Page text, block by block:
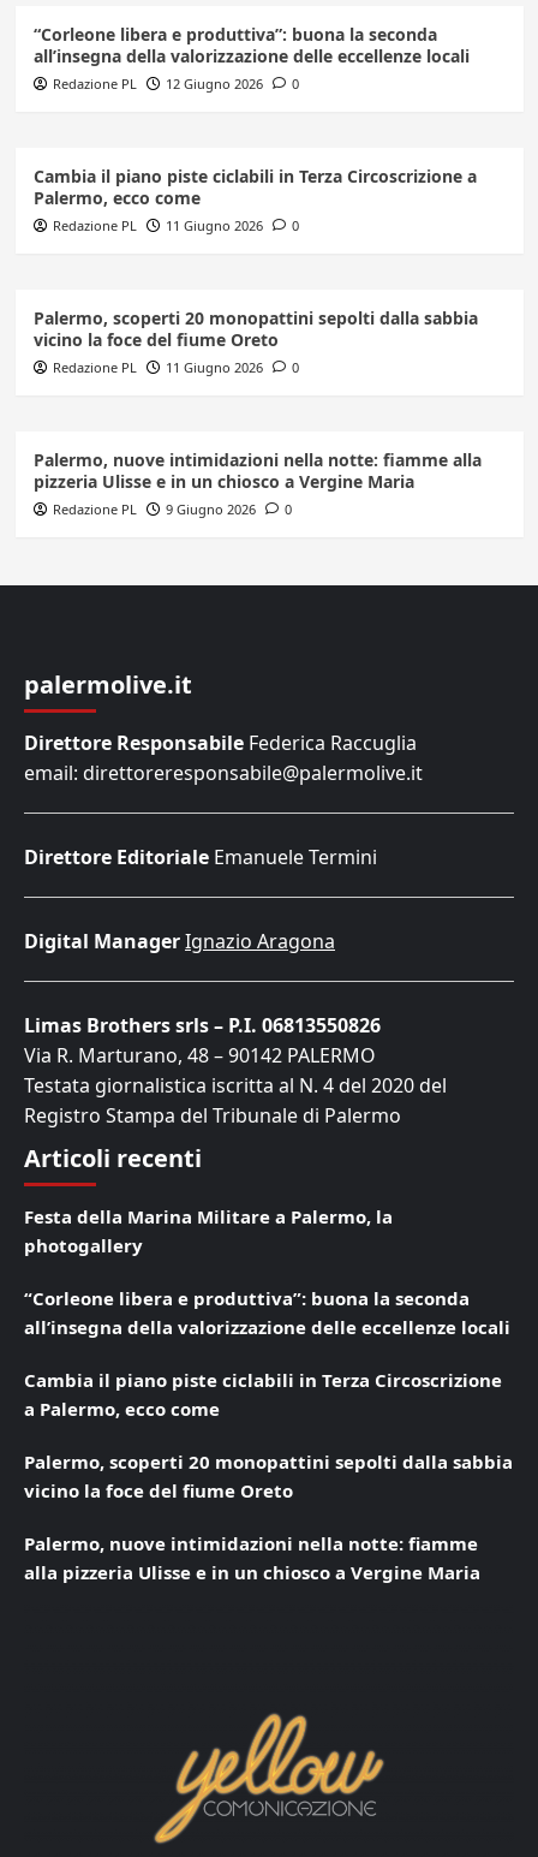
“Corleone libera e produttiva”: buona la seconda
all’insegna della valorizzazione delle eccellenze locali
Redazione PL 12 Giugno 2026 0
Cambia il piano piste ciclabili in Terza Circoscrizione a
Palermo, ecco come
Redazione PL 11 Giugno 2026 0
Palermo, scoperti 20 monopattini sepolti dalla sabbia
vicino la foce del fiume Oreto
Redazione PL 11 Giugno 2026 0
Palermo, nuove intimidazioni nella notte: fiamme alla
pizzeria Ulisse e in un chiosco a Vergine Maria
Redazione PL 9 Giugno 2026 0
palermolive.it
Direttore Responsabile Federica Raccuglia
email: direttoreresponsabile@palermolive.it
Direttore Editoriale Emanuele Termini
Digital ManagerIgnazio Aragona
Limas Brothers srls – P.I. 06813550826
Via R. Marturano, 48 – 90142 PALERMO
Testata giornalistica iscritta al N. 4 del 2020 del
Registro Stampa del Tribunale di Palermo
Articoli recenti
Festa della Marina Militare a Palermo, la
photogallery
“Corleone libera e produttiva”: buona la seconda
all’insegna della valorizzazione delle eccellenze locali
Cambia il piano piste ciclabili in Terza Circoscrizione
a Palermo, ecco come
Palermo, scoperti 20 monopattini sepolti dalla sabbia
vicino la foce del fiume Oreto
Palermo, nuove intimidazioni nella notte: fiamme
alla pizzeria Ulisse e in un chiosco a Vergine Maria